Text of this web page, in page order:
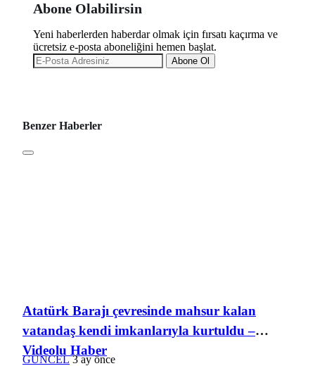
Abone Olabilirsin
Yeni haberlerden haberdar olmak için fırsatı kaçırma ve
ücretsiz e-posta aboneliğini hemen başlat.
Abone Ol
Benzer Haberler
Atatürk Barajı çevresinde mahsur kalan
vatandaş kendi imkanlarıyla kurtuldu –
Videolu Haber
GÜNCEL 3 ay önce